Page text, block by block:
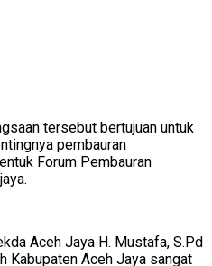
tersebut bertujuan untuk
pembauran
Forum Pembauran
Aceh Jaya H. Mustafa, S.Pd
Kabupaten Aceh Jaya sangat